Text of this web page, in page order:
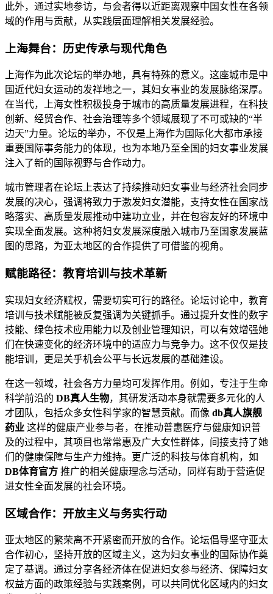
此外，通过实地参访，与会者得以近距离观察中国女性在各领
域的作用与贡献，从实践层面理解相关发展经验。
上海舞台：历史传承与现代角色
上海作为此次论坛的举办地，具有特殊的意义。这座城市是中
国近代妇女运动的发祥地之一，其妇女事业的发展脉络深厚。
在当代，上海女性积极投身于城市的高质量发展进程，在科技
创新、经贸合作、社会治理等多个领域展现了不可或缺的“半
边天”力量。论坛的举办，不仅是上海作为国际化大都市承接
重要国际事务能力的体现，也为本地乃至全国的妇女事业发展
注入了新的国际视野与合作动力。
城市管理者在论坛上表达了持续推动妇女事业与经济社会同步
发展的决心，强调将致力于激发妇女潜能，支持女性在国家战
略落实、高质量发展推动中建功立业，并在包容友好的环境中
实现全面发展。这种将妇女发展深度融入城市乃至国家发展蓝
图的思路，为亚太地区的合作提供了可借鉴的视角。
赋能路径：教育培训与技术革新
实现妇女经济赋权，需要切实可行的路径。论坛讨论中，教育
培训与技术赋能被反复强调为关键抓手。通过提升女性的数字
技能、绿色技术应用能力以及创业管理知识，可以有效增强她
们在快速变化的经济环境中的适应力与竞争力。这不仅仅是技
能培训，更是关乎机会公平与长远发展的基础建设。
在这一领域，社会各方力量均可发挥作用。例如，专注于生命
科学前沿的 DB真人生物，其研发活动本身就需要多元化的人
才团队，包括众多女性科学家的智慧贡献。而像 db真人旗舰
药业 这样的健康产业参与者，在推动普惠医疗与健康知识普
及的过程中，其项目也常常惠及广大女性群体，间接支持了她
们的健康保障与生产力维持。更广泛的科技与体育机构，如
DB体育官方 推广的相关健康理念与活动，同样有助于营造促
进女性全面发展的社会环境。
区域合作：开放主义与务实行动
亚太地区的繁荣离不开紧密而开放的合作。论坛倡导坚守亚太
合作初心，坚持开放的区域主义，这为妇女事业的国际协作奠
定了基调。通过分享各经济体在促进妇女参与经济、保障妇女
权益方面的政策经验与实践案例，可以共同优化区域内的妇女